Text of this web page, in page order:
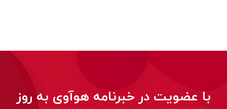
با عضویت در خبرنامه هوآوی به روز